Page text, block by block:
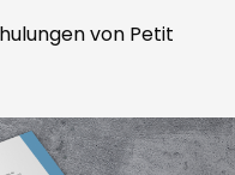
von Petit